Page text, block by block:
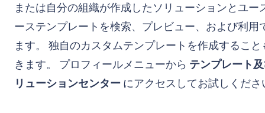
または自分の組織が作成したソリューションとユー
ーステンプレートを検索、プレビュー、および利用
ます。 独自のカスタムテンプレートを作成すること
きます。 プロフィールメニューから テンプレート
リューションセンター にアクセスしてお試しくださ